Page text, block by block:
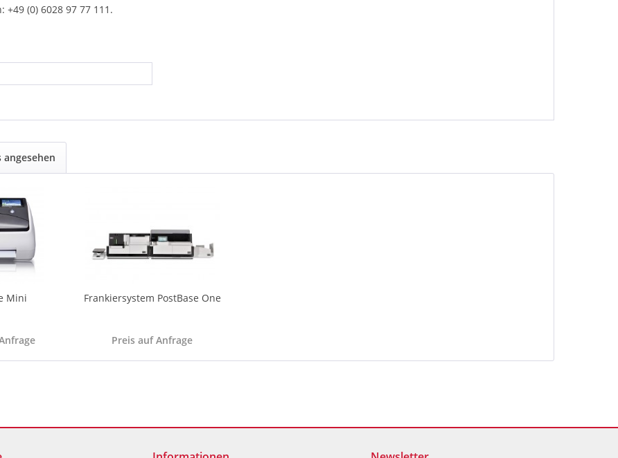
+49 (0) 6028 97 77 111.
Mini Frankiersystem PostBase One
Preis auf Anfrage